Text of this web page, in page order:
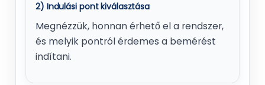
2) Indulási pont kiválasztása
Megnézzük, honnan érhető el a rendszer,
és melyik pontról érdemes a bemérést
indítani.